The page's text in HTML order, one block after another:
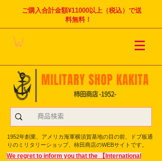
ご購入合計金額¥11000以上（税込）で送
料無料！
1952年創業、アメリカ海軍横須賀基地の目の前、ドブ板通
りのミリタリーショップ、柿田商店のWEBサイトです。
We regret to inform you that the 【International